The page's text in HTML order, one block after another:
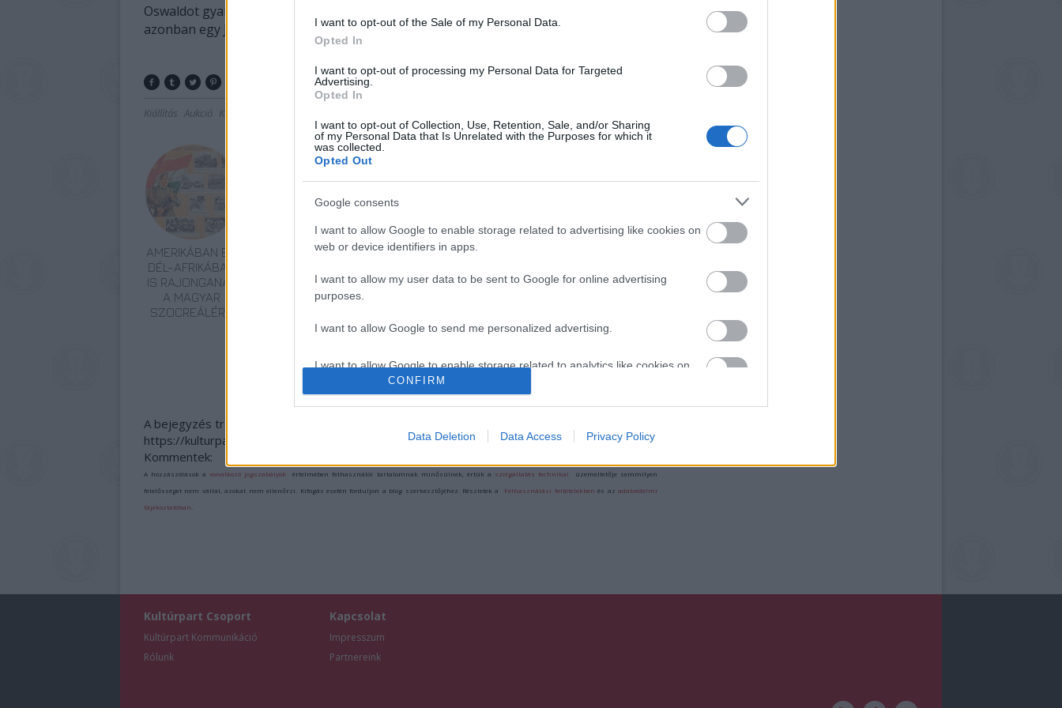
I want to opt-out of the Sale of my Personal Data.
Opted In
I want to opt-out of processing my Personal Data for Targeted
Advertising.
Opted In
I want to opt-out of Collection, Use, Retention, Sale, and/or Sharing
of my Personal Data that Is Unrelated with the Purposes for which it
was collected.
Opted Out
Google consents
I want to allow Google to enable storage related to advertising like cookies on
web or device identifiers in apps.
I want to allow my user data to be sent to Google for online advertising
purposes.
I want to allow Google to send me personalized advertising.
I want to allow Google to enable storage related to analytics like cookies on
web or device identifiers in apps.
I want to allow Google to enable storage related to personalization.
CONFIRM
Data Deletion Data Access Privacy Policy
Oswaldot gyanúsítottként letartóztatták a Kennedy-gyilkosság ügyében, rá két napra
azonban egy Jack Ruby nevű éjszakai mulató-tulajdonos lelőtte.
Kiállítás Aukció Képző
AMERIKÁBAN ÉS
DÉL-AFRIKÁBAN
IS RAJONGANAK
A MAGYAR
SZOCREÁLÉRT
AZ EMBERSÉG
„NEM TÖBB
UTAZUNK,
TÁRSASÁGRA”
MÚZEUM?!
DÍJAS ÍRÓ
OKTÓBER
KIÁLLÍTÁS
A bejegyzés trackback címe:
https://kulturpart.hu/api/trackback/id/7878490
Kommentek:
A hozzászólások avonatkozó jogszabályok értelmében felhasználói tartalomnak minősülnek, értük a szolgáltatás technikai üzemeltetője semmilyen
felelősséget nem vállal, azokat nem ellenőrzi. Kifogás esetén forduljon a blog szerkesztőjéhez. Részletek a Felhasználási feltételekben és azadatvédelmi
tájékoztatóban
Kultúrpart Csoport
Kultúrpart Kommunikáció
Rólunk
Kapcsolat
Impresszum
Partnereink